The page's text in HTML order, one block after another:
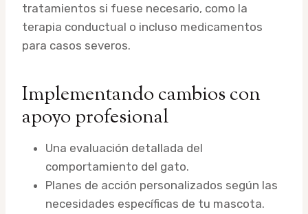
tratamientos si fuese necesario, como la
terapia conductual o incluso medicamentos
para casos severos.
Implementando cambios con
apoyo profesional
Una evaluación detallada del
comportamiento del gato.
Planes de acción personalizados según las
necesidades específicas de tu mascota.